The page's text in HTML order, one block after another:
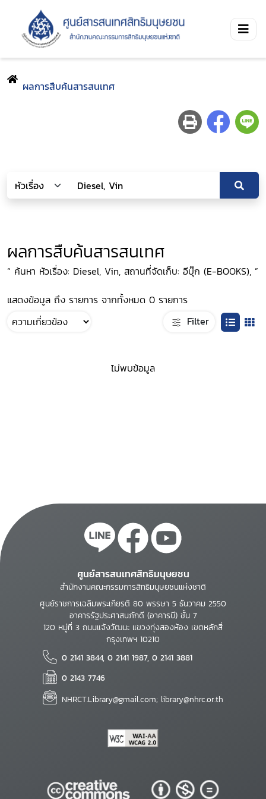
ผลการสืบค้นสารสนเทศ
ผลการสืบค้นสารสนเทศ
“ ค้นหา หัวเรื่อง: Diesel, Vin, สถานที่จัดเก็บ: อีบุ๊ก (E-BOOKS), ”
แสดงข้อมูล ถึง รายการ จากทั้งหมด 0 รายการ
Filter
ไม่พบข้อมูล
ศูนย์สารสนเทศสิทธิมนุษยชน
สำนักงานคณะกรรมการสิทธิมนุษยชนแห่งชาติ
ศูนย์ราชการเฉลิมพระเกียรติ 80 พรรษา 5 ธันวาคม 2550
อาคารรัฐประศาสนภักดี (อาคารบี) ชั้น 7
120 หมู่ที่ 3 ถนนแจ้งวัฒนะ แขวงทุ่งสองห้อง เขตหลักสี่
กรุงเทพฯ 10210
0 2141 3844, 0 2141 1987, 0 2141 3881
0 2143 7746
NHRCT.Library@gmail.com; library@nhrc.or.th